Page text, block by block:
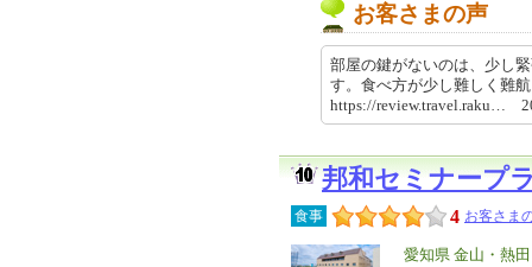
お客さまの声
部屋の鍵がないのは、少し
す。食べ方が少し難しく難
https://review.travel.raku…
邦和セミナープ
食事 4 お客さま
エ
愛知県 金山・熱